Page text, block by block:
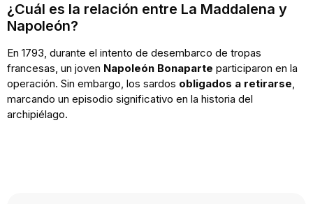
¿Cuál es la relación entre La Maddalena y
Napoleón?
En 1793, durante el intento de desembarco de tropas
francesas, un joven Napoleón Bonaparte participaron en la
operación. Sin embargo, los sardos obligados a retirarse,
marcando un episodio significativo en la historia del
archipiélago.